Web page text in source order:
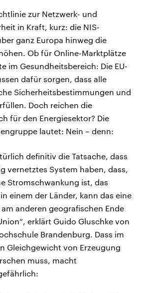
zur Netzwerk- und
in Kraft, kurz: die NIS-
ganz Europa hinweg die
Ob für Online-Marktplätze
im Gesundheitsbereich: Die EU-
dafür sorgen, dass alle
Sicherheitsbestimmungen und
Doch reichen die
für den Energiesektor? Die
lautet: Nein – denn:
definitiv die Tatsache, dass
vernetztes System haben, dass,
Stromschwankung ist, das
einem der Länder, kann das eine
anderen geografischen Ende
erklärt Guido Gluschke von
Brandenburg. Dass im
Gleichgewicht von Erzeugung
muss, macht